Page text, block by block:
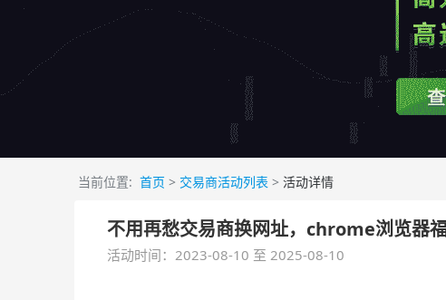
当前位置: 首页 > 交易商活动列表 > 活动详情
不用再愁交易商换网址，chrome浏览器
活动时间：2023-08-10 至 2025-08-10